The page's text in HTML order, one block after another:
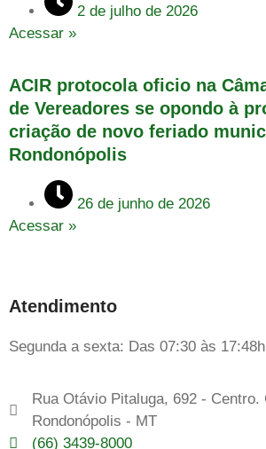
2 de julho de 2026
Acessar »
ACIR protocola oficio na
de Vereadores se opondo à
criação de novo feriado
Rondonópolis
26 de junho de 2026
Acessar »
Atendimento
Segunda a sexta: Das 07:30 às
Rua Otávio Pitaluga, 692 - Centro.
Rondonópolis - MT
(66) 3439-8000